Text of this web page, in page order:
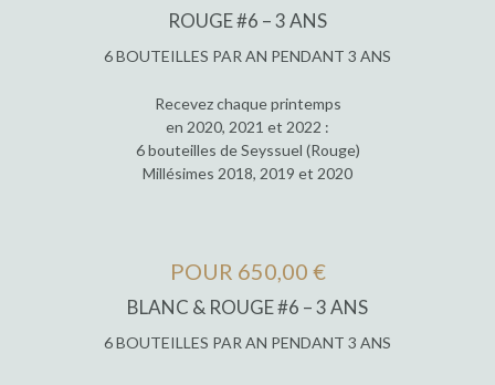
ROUGE #6 – 3 ANS
6 BOUTEILLES PAR AN PENDANT 3 ANS
Recevez chaque printemps
en 2020, 2021 et 2022 :
6 bouteilles de Seyssuel (Rouge)
Millésimes 2018, 2019 et 2020
POUR 650,00 €
BLANC & ROUGE #6 – 3 ANS
6 BOUTEILLES PAR AN PENDANT 3 ANS